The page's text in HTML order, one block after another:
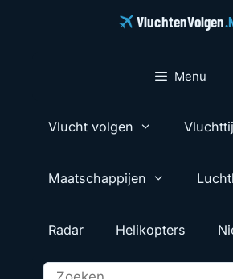
VluchtenVolgen
Menu
Vlucht volgen
Maatschappijen
Radar Helikopters